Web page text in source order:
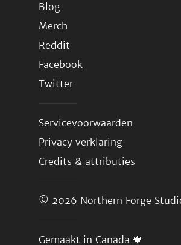
Blog
Merch
Reddit
Facebook
Twitter
Servicevoorwaarden
Privacy verklaring
Credits & attributies
© 2026 Northern Forge
Gemaakt in Canada 🍁